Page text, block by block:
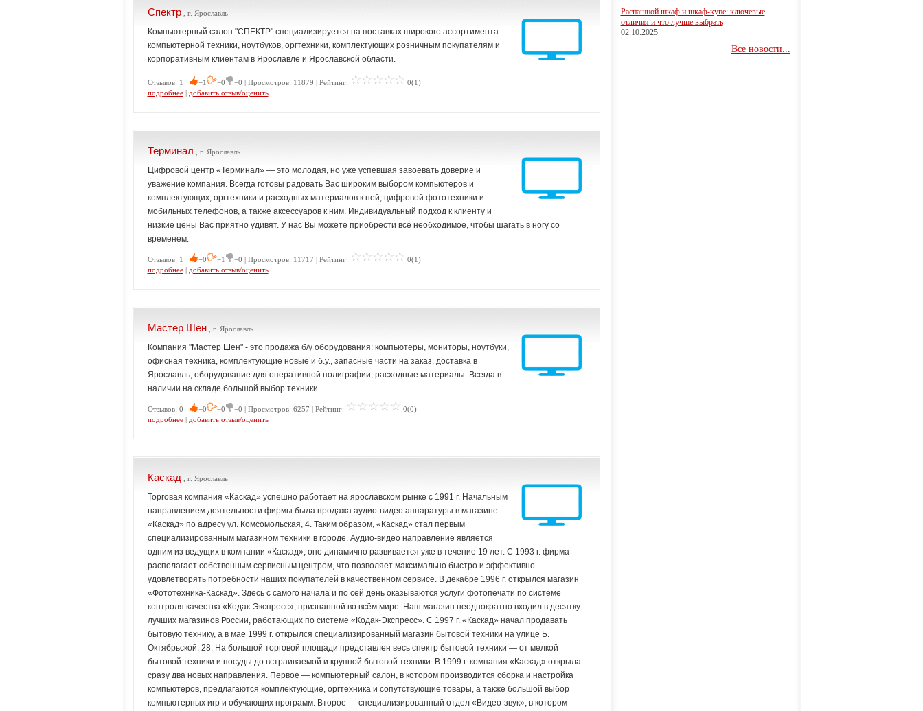
Спектр, г. Ярославль
Компьютерный салон "СПЕКТР" специализируется на поставках широкого ассортимента
компьютерной техники, ноутбуков, оргтехники, комплектующих розничным покупателям и
корпоративным клиентам в Ярославле и Ярославской области.
Отзывов: 1 −1 −0 −0 | Просмотров: 11879 | Рейтинг:
0(1)
подробнее| добавить отзыв/оценить
Терминал , г. Ярославль
Цифровой центр «Терминал» — это молодая, но уже успевшая завоевать доверие и
уважение компания. Всегда готовы радовать Вас широким выбором компьютеров и
комплектующих, оргтехники и расходных материалов к ней, цифровой фототехники и
мобильных телефонов, а также аксессуаров к ним. Индивидуальный подход к клиенту и
низкие цены Вас приятно удивят. У нас Вы можете приобрести всё необходимое, чтобы шагать в ногу со
временем.
Отзывов: 1 −0 −1 −0 | Просмотров: 11717 | Рейтинг:
0(1)
подробнее| добавить отзыв/оценить
Мастер Шен, г. Ярославль
Компания "Мастер Шен" - это продажа б/у оборудования: компьютеры, мониторы, ноутбуки,
офисная техника, комплектующие новые и б.у., запасные части на заказ, доставка в
Ярославль, оборудование для оперативной полиграфии, расходные материалы. Всегда в
наличии на складе большой выбор техники.
Отзывов: 0 −0 −0 −0 | Просмотров: 6257 | Рейтинг:
0(0)
подробнее| добавить отзыв/оценить
Каскад , г. Ярославль
Торговая компания «Каскад» успешно работает на ярославском рынке с 1991 г. Начальным
направлением деятельности фирмы была продажа аудио-видео аппаратуры в магазине
«Каскад» по адресу ул. Комсомольская, 4. Таким образом, «Каскад» стал первым
специализированным магазином техники в городе. Аудио-видео направление является
одним из ведущих в компании «Каскад», оно динамично развивается уже в течение 19 лет. С 1993 г. фирма
располагает собственным сервисным центром, что позволяет максимально быстро и эффективно
удовлетворять потребности наших покупателей в качественном сервисе. В декабре 1996 г. открылся магазин
«Фототехника-Каскад». Здесь с самого начала и по сей день оказываются услуги фотопечати по системе
контроля качества «Кодак-Экспресс», признанной во всём мире. Наш магазин неоднократно входил в десятку
лучших магазинов России, работающих по системе «Кодак-Экспресс». С 1997 г. «Каскад» начал продавать
бытовую технику, а в мае 1999 г. открылся специализированный магазин бытовой техники на улице Б.
Октябрьской, 28. На большой торговой площади представлен весь спектр бытовой техники — от мелкой
бытовой техники и посуды до встраиваемой и крупной бытовой техники. В 1999 г. компания «Каскад» открыла
сразу два новых направления. Первое — компьютерный салон, в котором производится сборка и настройка
компьютеров, предлагаются комплектующие, оргтехника и сопутствующие товары, а также большой выбор
компьютерных игр и обучающих программ. Второе — специализированный отдел «Видео-звук», в котором
Распашной шкаф и шкаф-купе: ключевые
отличия и что лучше выбрать
02.10.2025
Все новости...